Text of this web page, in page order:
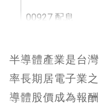
00927 配息
00927 優缺點
半導體產業是台
率長期居電子業
導體股價成為報